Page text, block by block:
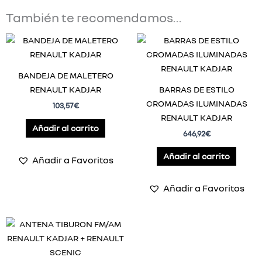
También te recomendamos…
BANDEJA DE MALETERO
RENAULT KADJAR
103,57€
Añadir al carrito
Añadir a Favoritos
BARRAS DE ESTILO
CROMADAS ILUMINADAS
RENAULT KADJAR
646,92€
Añadir al carrito
Añadir a Favoritos